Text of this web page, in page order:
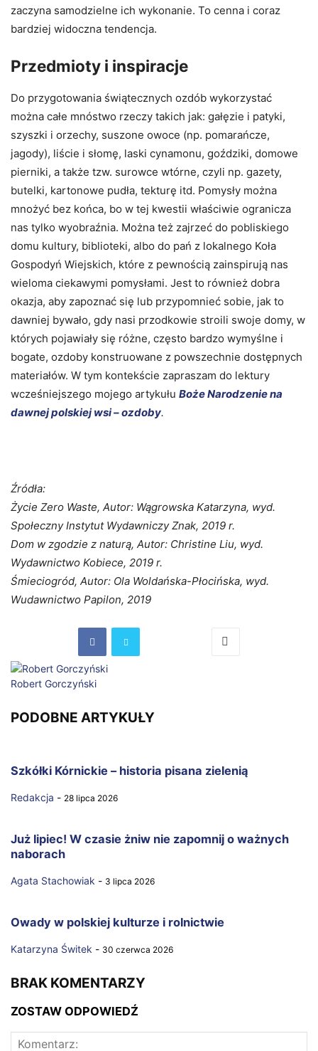
zaczyna samodzielne ich wykonanie. To cenna i coraz
bardziej widoczna tendencja.
Przedmioty i inspiracje
Do przygotowania świątecznych ozdób wykorzystać
można całe mnóstwo rzeczy takich jak: gałęzie i patyki,
szyszki i orzechy, suszone owoce (np. pomarańcze,
jagody), liście i słomę, laski cynamonu, goździki, domowe
pierniki, a także tzw. surowce wtórne, czyli np. gazety,
butelki, kartonowe pudła, tekturę itd. Pomysły można
mnożyć bez końca, bo w tej kwestii właściwie ogranicza
nas tylko wyobraźnia. Można też zajrzeć do pobliskiego
domu kultury, biblioteki, albo do pań z lokalnego Koła
Gospodyń Wiejskich, które z pewnością zainspirują nas
wieloma ciekawymi pomysłami. Jest to również dobra
okazja, aby zapoznać się lub przypomnieć sobie, jak to
dawniej bywało, gdy nasi przodkowie stroili swoje domy, w
których pojawiały się różne, często bardzo wymyślne i
bogate, ozdoby konstruowane z powszechnie dostępnych
materiałów. W tym kontekście zapraszam do lektury
wcześniejszego mojego artykułu Boże Narodzenie na
dawnej polskiej wsi – ozdoby.
Źródła:
Życie Zero Waste, Autor: Wągrowska Katarzyna, wyd.
Społeczny Instytut Wydawniczy Znak, 2019 r.
Dom w zgodzie z naturą, Autor: Christine Liu, wyd.
Wydawnictwo Kobiece, 2019 r.
Śmieciogród, Autor: Ola Woldańska-Płocińska, wyd.
Wudawnictwo Papilon, 2019
Robert Gorczyński
PODOBNE ARTYKUŁY
Szkółki Kórnickie – historia pisana zielenią
Redakcja - 28 lipca 2026
Już lipiec! W czasie żniw nie zapomnij o ważnych
naborach
Agata Stachowiak - 3 lipca 2026
Owady w polskiej kulturze i rolnictwie
Katarzyna Świtek - 30 czerwca 2026
BRAK KOMENTARZY
ZOSTAW ODPOWIEDŹ